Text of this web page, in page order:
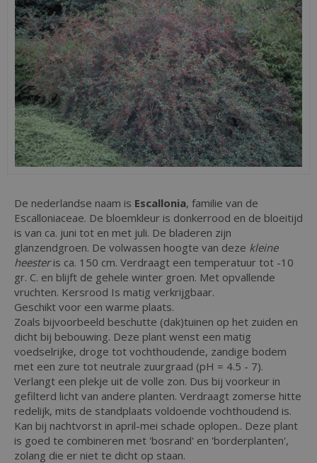
De nederlandse naam is Escallonia, familie van de
Escalloniaceae. De bloemkleur is donkerrood en de bloeitijd
is van ca. juni tot en met juli. De bladeren zijn
glanzendgroen. De volwassen hoogte van deze kleine
heesteris ca. 150 cm. Verdraagt een temperatuur tot -10
gr. C. en blijft de gehele winter groen. Met opvallende
vruchten. Kersrood Is matig verkrijgbaar.
Geschikt voor een warme plaats.
Zoals bijvoorbeeld beschutte (dak)tuinen op het zuiden en
dicht bij bebouwing. Deze plant wenst een matig
voedselrijke, droge tot vochthoudende, zandige bodem
met een zure tot neutrale zuurgraad (pH = 4.5 - 7).
Verlangt een plekje uit de volle zon. Dus bij voorkeur in
gefilterd licht van andere planten. Verdraagt zomerse hitte
redelijk, mits de standplaats voldoende vochthoudend is.
Kan bij nachtvorst in april-mei schade oplopen.. Deze plant
is goed te combineren met 'bosrand' en 'borderplanten',
zolang die er niet te dicht op staan.